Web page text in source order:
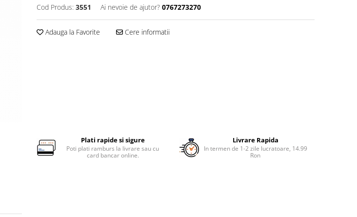
Cod Produs: 3551 Ai nevoie de ajutor? 0767273270
Adauga la Favorite Cere informatii
Plati rapide si sigure
Poti plati ramburs la livrare sau cu
card bancar online.
Livrare Rapida
In termen de 1-2 zile lucratoare, 14.99
Ron